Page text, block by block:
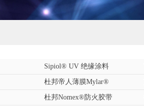
Sipiol® UV 绝缘涂料
杜邦帝人薄膜Mylar®
杜邦Nomex®防火胶带